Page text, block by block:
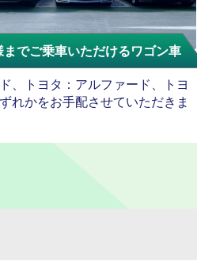
でご乗車いただけるワゴン車
、トヨタ：アルファード、トヨ
れかをお手配させていただきま